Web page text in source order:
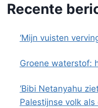
Recente
‘Mijn vuisten
Groene waterstof:
‘Bibi Netanyahu
Palestijnse volk